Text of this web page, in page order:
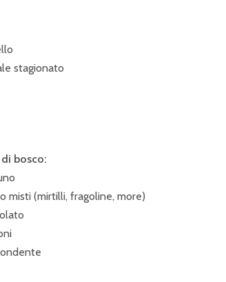
stagionato
di bosco:
misti (mirtilli, fragoline, more)